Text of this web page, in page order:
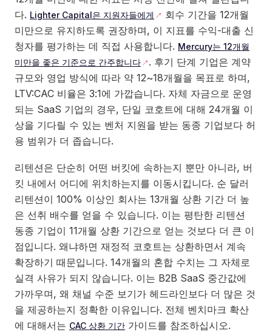
다. Lighter Capital은 지원자들에게
회수 기간을 12개월
미만으로 유지하도록 권장하며, 이 지표를 수익-대출 신
청자를 평가하는 데 직접 사용합니다. Mercury는 12개월
미만을 좋은 기준으로 간주합니다
. 후기 단계 기업은 계약
규모와 영업 방식에 따라 약 12~18개월을 목표로 하며,
LTV:CAC 비율은 3:1에 가깝습니다. 자체 자금으로 운영
되는 SaaS 기업의 경우, 단일 코호트에 대해 24개월 이
상을 기다릴 수 있는 벤처 지원을 받는 동종 기업보다 허
용 범위가 더 좁습니다.
리텐션은 단순히 어떤 버킷에 속하는지 뿐만 아니라, 버
킷 내에서 어디에 위치하는지를 이동시킵니다. 순 달러
리텐션이 100% 이상인 회사는 13개월 상환 기간 더 높
은 선취 배수를 얻을 수 있습니다. 이는 평탄한 리텐션
동종 기업이 11개월 상환 기간으로 얻는 것보다 더 큰 이
점입니다. 왜냐하면 재정적 코호트는 상환하면서 계속
확장하기 때문입니다. 14개월의 혼합 수치는 그 자체로
실격 사유가 되지 않습니다. 이는 B2B SaaS 중간값에
가까우며, 왜 채널 수준 보기가 헤드라인보다 더 많은 것
을 제공하는지 정확한 이유입니다. 전체 벤치마크 확산
에 대해서는 CAC 상환 기간 가이드를 참조하십시오.